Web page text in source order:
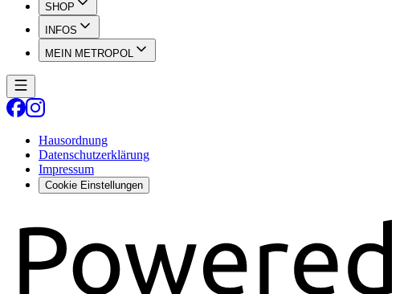
SHOP
INFOS
MEIN METROPOL
Hausordnung
Datenschutzerklärung
Impressum
Cookie Einstellungen